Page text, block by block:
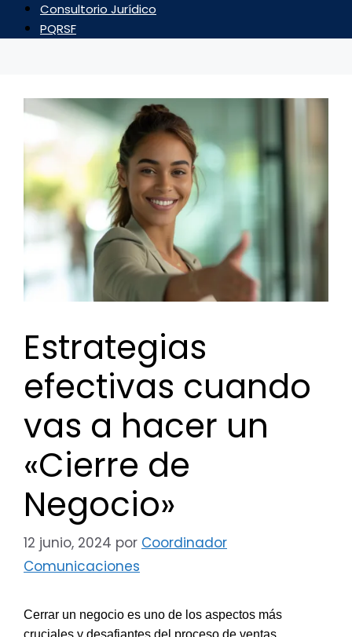
Consultorio Jurídico
PQRSF
Estrategias
efectivas cuando
vas a hacer un
«Cierre de
Negocio»
12 junio, 2024 por Coordinador
Comunicaciones
Cerrar un negocio es uno de los aspectos más